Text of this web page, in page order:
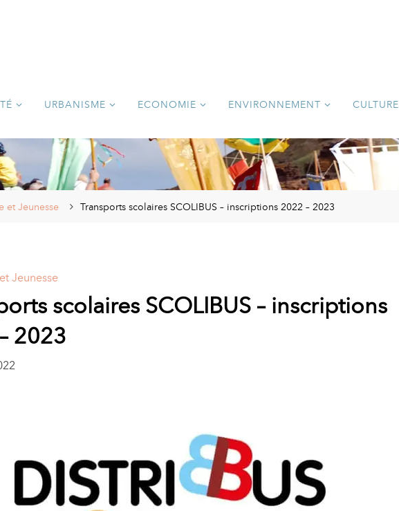
URBANISME ECONOMIE ENVIRONNEMENT CULTURE
et Jeunesse Transports scolaires SCOLIBUS – inscriptions 2022 – 2023
Jeunesse
scolaires SCOLIBUS – inscriptions
2023